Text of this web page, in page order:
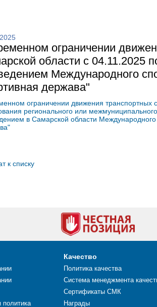
ограничении
области с 04.11.2025
Международного
держава"
ограничении движения транспортных
регионального или
в Самарской области
к списку
политика
Качество
Политика качества
Система менеджмента
Сертификаты СМК
Награды